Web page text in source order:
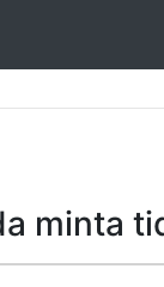
minta